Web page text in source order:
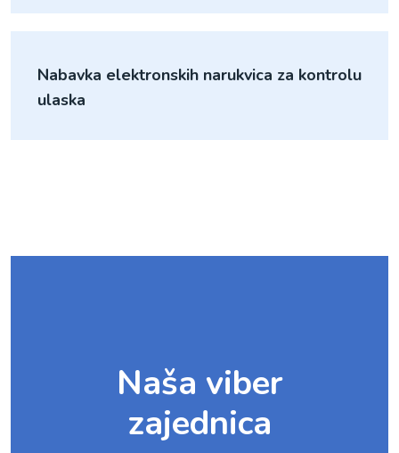
Nabavka elektronskih narukvica za kontrolu
ulaska
Naša viber
zajednica